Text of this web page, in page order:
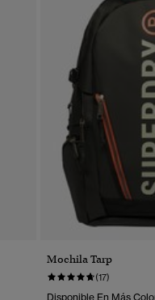
Mochila Tarp
(17)
Disponible En Más